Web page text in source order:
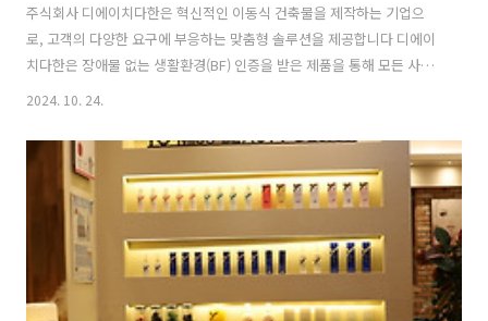
주식회사 디에이치다한은 혁신적인 이동식 건축물을 제작하는 기업으
로, 고객의 다양한 요구에 부응하는 맞춤형 솔루션을 제공합니다 디에이
치다한은 장애물 없는 생활환경(BF) 인증을 받은 제품을 통해 모든 사용
자가 편리하게 접근할 수 있는 환경을 조성하고자 노력하고 있습니다 디
이동식 건축물을 제공하며, 특히 BF 인증을 받은 이동식화장실은 사용자
의 편의를 고려한 설계로 주목받고 있습니다 이동식화장실은 야외 이벤
트나 공사 현장에서 필요한 필수적인 시설로, 장애인 및 노약자도 편리하
게 사용할 수 있도록 설계되었습니다 또한, 이동식샤워장은 임시 행사나
공사 현장에서 위생 관리를 도울 수 있는 효과적인 솔루션을 제공합니다
회사의 가치와 철학은 고정..
2024. 10. 24.